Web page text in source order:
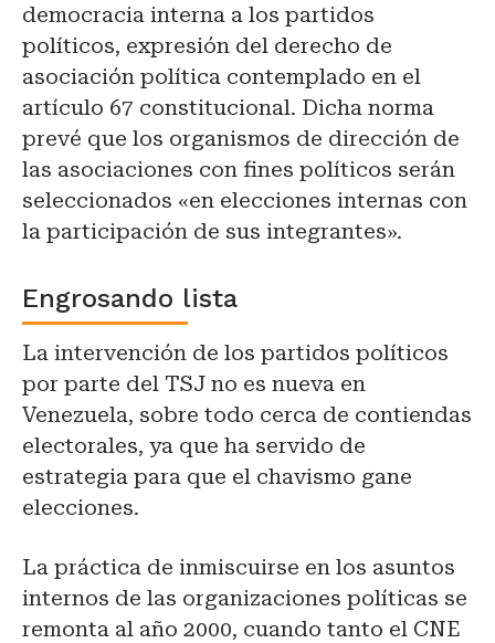
democracia interna a los partidos
políticos, expresión del derecho de
asociación política contemplado en el
artículo 67 constitucional. Dicha norma
prevé que los organismos de dirección de
las asociaciones con fines políticos serán
seleccionados «en elecciones internas con
la participación de sus integrantes».
Engrosando lista
La intervención de los partidos políticos
por parte del TSJ no es nueva en
Venezuela, sobre todo cerca de contiendas
electorales, ya que ha servido de
estrategia para que el chavismo gane
elecciones.
La práctica de inmiscuirse en los asuntos
internos de las organizaciones políticas se
remonta al año 2000, cuando tanto el CNE